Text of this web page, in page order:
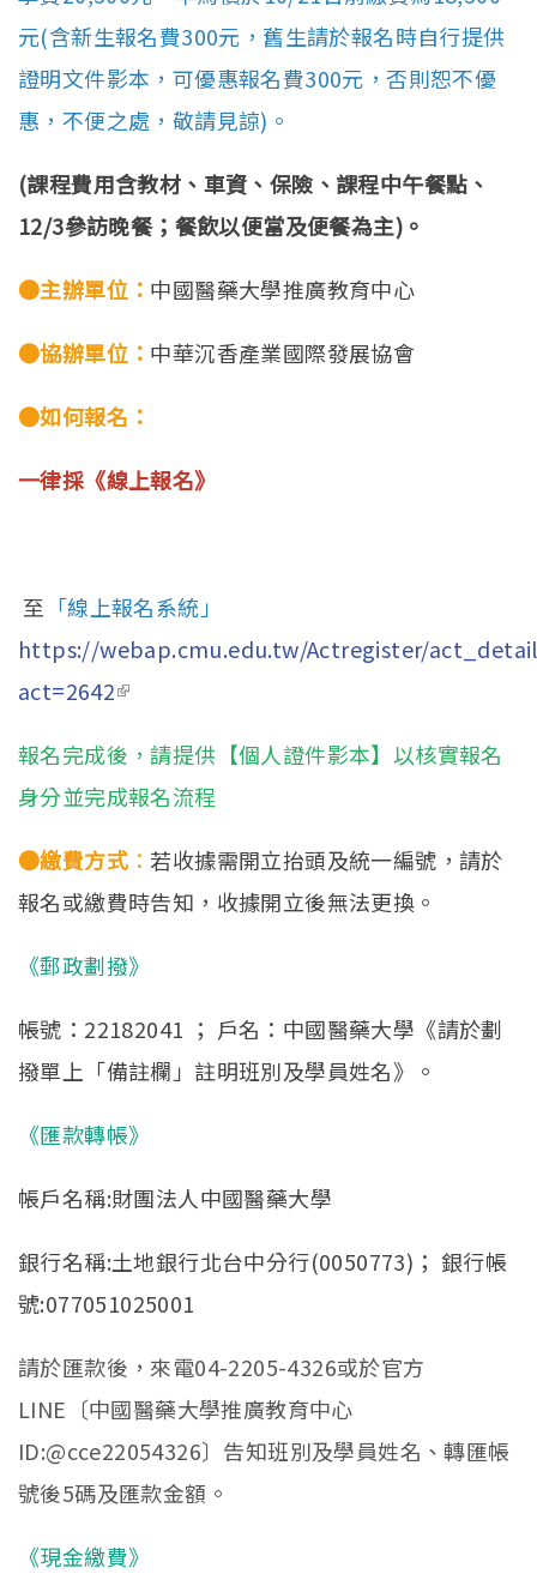
元(含新生報名費300元，舊生請於報名時自行提供
證明文件影本，可優惠報名費300元，否則恕不優
惠，不便之處，敬請見諒)。
(課程費用含教材、車資、保險、課程中午餐點、
12/3參訪晚餐；餐飲以便當及便餐為主)。
●主辦單位： 中國醫藥大學推廣教育中心
●協辦單位： 中華沉香產業國際發展協會
●如何報名：
一律採《線上報名》
至 「線上報名系統」
https://webap.cmu.edu.tw/Actregister/
act=2642(link is external)
報名完成後，請提供【個人證件影本】以核實報名
身分並完成報名流程
●繳費方式 ： 若收據需開立抬頭及統一編號，請於
報名或繳費時告知，收據開立後無法更換。
《郵政劃撥》
帳號：22182041 ； 戶名：中國醫藥大學《請於劃
撥單上「備註欄」註明班別及學員姓名》。
《匯款轉帳》
帳戶名稱:財團法人中國醫藥大學
銀行名稱:土地銀行北台中分行(0050773)； 銀行帳
號:077051025001
請於匯款後，來電04-2205-4326或於官方
LINE〔中國醫藥大學推廣教育中心
ID:@cce22054326〕告知班別及學員姓名、轉匯帳
號後5碼及匯款金額。
《現金繳費》